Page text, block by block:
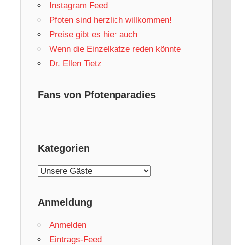
Instagram Feed
Pfoten sind herzlich willkommen!
Preise gibt es hier auch
Wenn die Einzelkatze reden könnte
Dr. Ellen Tietz
Fans von Pfotenparadies
Kategorien
Kategorien
Anmeldung
Anmelden
Eintrags-Feed